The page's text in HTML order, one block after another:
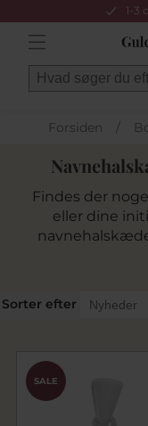
1-3
Forsiden /
Findes der
eller dine
navn der skal
navn står
heriblandt
Find en
hvidguldskæder
Sorter efter
SALE